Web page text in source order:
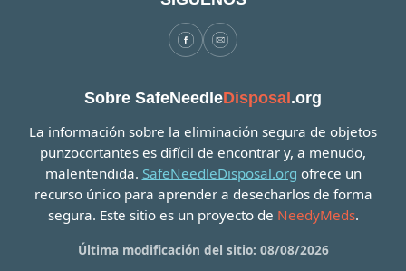
Sobre SafeNeedleDisposal.org
La información sobre la eliminación segura de objetos
punzocortantes es difícil de encontrar y, a menudo,
malentendida. SafeNeedleDisposal.org ofrece un
recurso único para aprender a desecharlos de forma
segura. Este sitio es un proyecto de NeedyMeds.
Última modificación del sitio: 08/08/2026